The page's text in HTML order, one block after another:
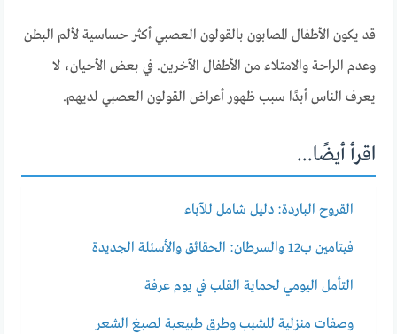
قد يكون الأطفال المصابون بالقولون العصبي أكثر حساسية لألم البطن
وعدم الراحة والامتلاء من الأطفال الآخرين. في بعض الأحيان، لا
يعرف الناس أبدًا سبب ظهور أعراض القولون العصبي لديهم.
اقرأ أيضًا...
القروح الباردة: دليل شامل للآباء
فيتامين ب12 والسرطان: الحقائق والأسئلة الجديدة
التأمل اليومي لحماية القلب في يوم عرفة
وصفات منزلية للشيب وطرق طبيعية لصبغ الشعر